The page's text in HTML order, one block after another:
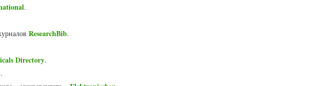
.
ResearchBib.
Directory.
.